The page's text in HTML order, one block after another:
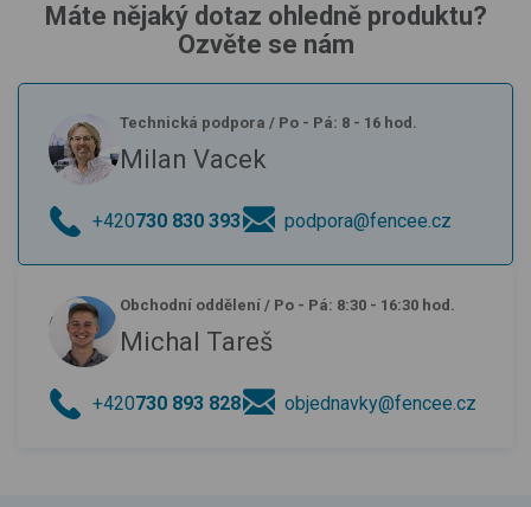
Máte nějaký dotaz ohledně produktu?
Ozvěte se nám
Technická podpora / Po - Pá: 8 - 16 hod.
Milan Vacek
+420730 830 393 podpora@fencee.cz
Obchodní oddělení / Po - Pá: 8:30 - 16:30 hod.
Michal Tareš
+420730 893 828 objednavky@fencee.cz